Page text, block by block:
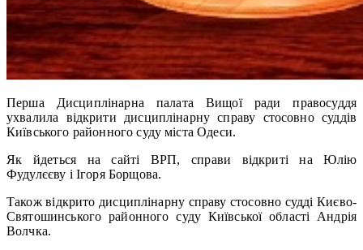
Перша Дисциплінарна палата Вищої ради правосуддя
ухвалила відкрити дисциплінарну справу стосовно суддів
Київського районного суду міста Одеси.
Як йдеться на сайті ВРП, справи відкриті на Юлію
Фудулєєву і Ігоря Борщова.
Також відкрито дисциплінарну справу стосовно судді Києво-
Святошинського районного суду Київської області Андрія
Волчка.